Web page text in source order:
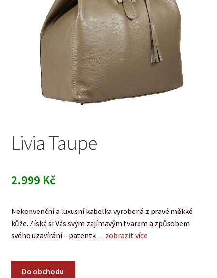
Livia Taupe
2.999 Kč
Nekonvenční a luxusní kabelka vyrobená z pravé měkké
kůže. Získá si Vás svým zajímavým tvarem a způsobem
svého uzavírání – patentk… zobrazit více
Do obchodu